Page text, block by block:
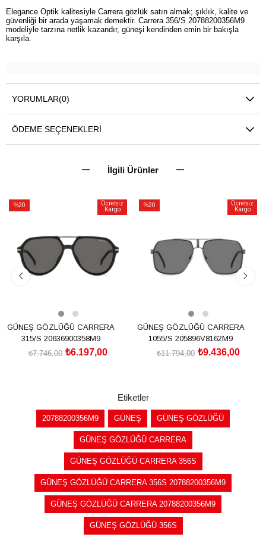
Elegance Optik kalitesiyle Carrera gözlük satın almak; şıklık, kalite ve
güvenliği bir arada yaşamak demektir. Carrera 356/S 20788200356M9
modeliyle tarzına netlik kazandır, güneşi kendinden emin bir bakışla
karşıla.
YORUMLAR(0)
ÖDEME SEÇENEKLERI
İlgili Ürünler
%20
Ücretsiz
Kargo
GÜNEŞ GÖZLÜĞÜ CARRERA
315/S 20636900358M9
₺6.197,00
₺7.746,00
%20
Ücretsiz
Kargo
GÜNEŞ GÖZLÜĞÜ CARRERA
1055/S 205896V8162M9
₺9.436,00
₺11.794,00
Etiketler
20788200356M9 GÜNEŞ GÜNEŞ GÖZLÜĞÜ
GÜNEŞ GÖZLÜĞÜ CARRERA
GÜNEŞ GÖZLÜĞÜ CARRERA 356S
GÜNEŞ GÖZLÜĞÜ CARRERA 356S 20788200356M9
GÜNEŞ GÖZLÜĞÜ CARRERA 20788200356M9
GÜNEŞ GÖZLÜĞÜ 356S